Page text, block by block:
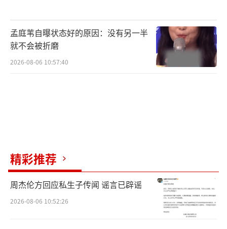
此次《鳄梦岛》的主创团队可谓是实力担
当，导演周赫烽曾执导过《千术》《极品灭魂
师》《天机之九幽业火》等多部作品，拥有资
保证了受众绝佳的观影体验，相信电影《鳄梦
岛》定能让观众眼前一亮。
孟庭苇自曝状态好的原因：没有另一半
就不会被折磨
2026-08-06 10:57:40
精彩推荐
周杰伦方回应私生子传闻 谣言已辟谣
2026-08-06 10:52:26